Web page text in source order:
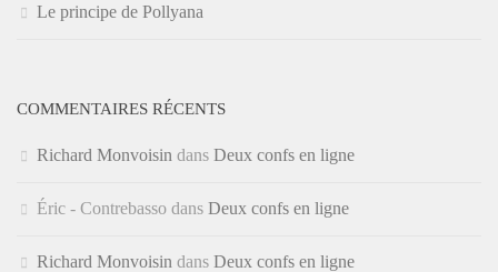
Le principe de Pollyana
COMMENTAIRES RÉCENTS
Richard Monvoisin dans Deux confs en ligne
Éric - Contrebasso dans Deux confs en ligne
Richard Monvoisin dans Deux confs en ligne